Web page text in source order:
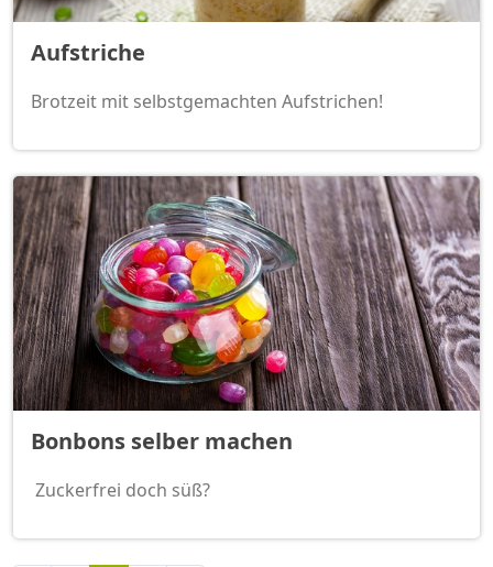
Aufstriche
Brotzeit mit selbstgemachten Aufstrichen!
Bonbons selber machen
Zuckerfrei doch süß?